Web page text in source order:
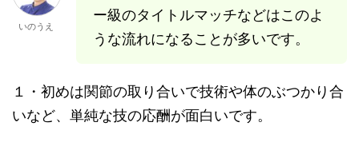
いのうえ
ー級のタイトルマッチなどはこのよ
うな流れになることが多いです。
１・初めは関節の取り合いで技術や体のぶつかり合
いなど、単純な技の応酬が面白いです。